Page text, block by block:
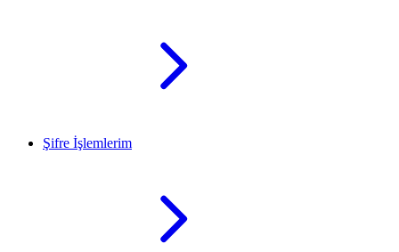
Şifre İşlemlerim